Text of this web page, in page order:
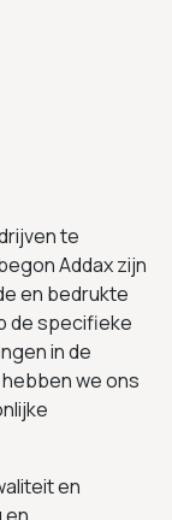
te
Addax zijn
en bedrukte
de specifieke
in de
we ons
en